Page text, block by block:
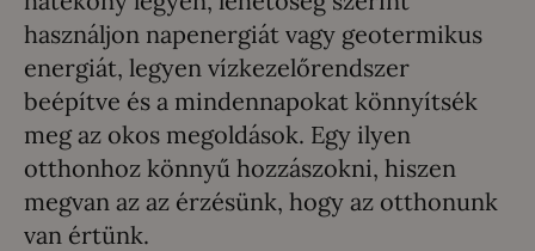
használjon napenergiát vagy geotermikus
energiát, legyen vízkezelőrendszer
beépítve és a mindennapokat könnyítsék
meg az okos megoldások. Egy ilyen
otthonhoz könnyű hozzászokni, hiszen
megvan az az érzésünk, hogy az otthonunk
van értünk.